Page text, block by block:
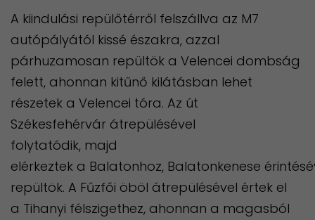
A kiindulási repülőtérről felszállva az M7
autópályától kissé északra, azzal
párhuzamosan repültök a Velencei dombság
felett, ahonnan kitűnő kilátásban lehet
részetek a Velencei tóra. Az út
Székesfehérvár átrepülésével
folytatódik, majd
elérkeztek a Balatonhoz, Balatonkenese
repültök. A Fűzfői öböl átrepülésével értek el
a Tihanyi félszigethez, ahonnan a magasból